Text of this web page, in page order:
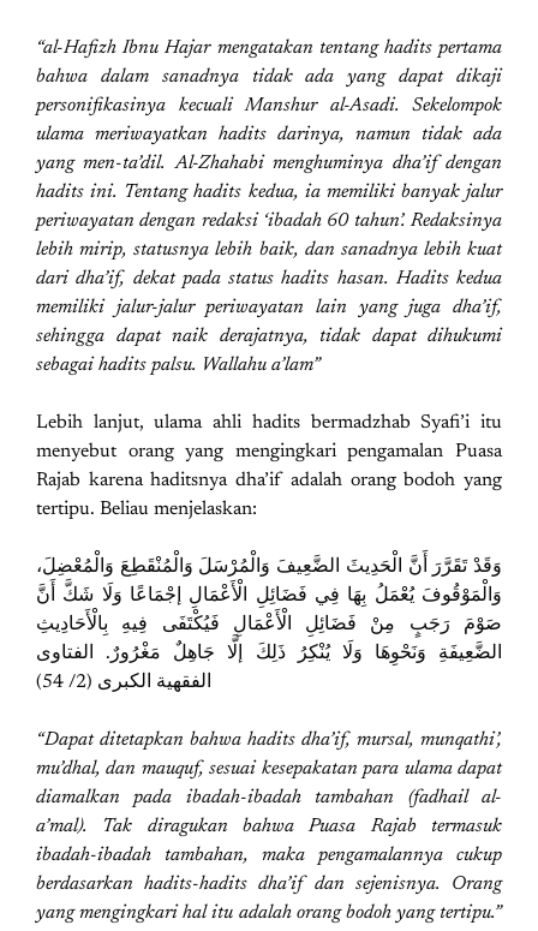
“al-Hafizh Ibnu Hajar mengatakan tentang hadits pertama
bahwa dalam sanadnya tidak ada yang dapat dikaji
personifikasinya kecuali Manshur al-Asadi. Sekelompok
ulama meriwayatkan hadits darinya, namun tidak ada
yang men-ta’dil. Al-Zhahabi menghuminya dha’if dengan
hadits ini. Tentang hadits kedua, ia memiliki banyak jalur
periwayatan dengan redaksi ‘ibadah 60 tahun’. Redaksinya
lebih mirip, statusnya lebih baik, dan sanadnya lebih kuat
dari dha’if, dekat pada status hadits hasan. Hadits kedua
memiliki jalur-jalur periwayatan lain yang juga dha’if,
sehingga dapat naik derajatnya, tidak dapat dihukumi
sebagai hadits palsu. Wallahu a’lam”
Lebih lanjut, ulama ahli hadits bermadzhab Syafi’i itu
menyebut orang yang mengingkari pengamalan Puasa
Rajab karena haditsnya dha’if adalah orang bodoh yang
tertipu. Beliau menjelaskan:
وَقَدْ تَقَرَّرَ أَنَّ الْحَدِيثَ الضَّعِيفَ وَالْمُرْسَلَ وَالْمُنْقَطِعَ وَالْمُعْضِلَ،
وَالْمَوْقُوفَ يُعْمَلُ بِهَا فِي فَضَائِلِ الْأَعْمَالِ إجْمَاعًا وَلَا شَكَّ أَنَّ
صَوْمَ رَجَبٍ مِنْ فَضَائِلِ الْأَعْمَالِ فَيُكْتَفَى فِيهِ بِالْأَحَادِيثِ
الضَّعِيفَةِ وَنَحْوِهَا وَلَا يُنْكِرُ ذَلِكَ إلَّا جَاهِلٌ مَغْرُورٌ. الفتاوى
الفقهية الكبرى (2/ 54)
“Dapat ditetapkan bahwa hadits dha’if, mursal, munqathi’,
mu’dhal, dan mauquf, sesuai kesepakatan para ulama dapat
diamalkan pada ibadah-ibadah tambahan (fadhail al-
a’mal). Tak diragukan bahwa Puasa Rajab termasuk
ibadah-ibadah tambahan, maka pengamalannya cukup
berdasarkan hadits-hadits dha’if dan sejenisnya. Orang
yang mengingkari hal itu adalah orang bodoh yang tertipu.”